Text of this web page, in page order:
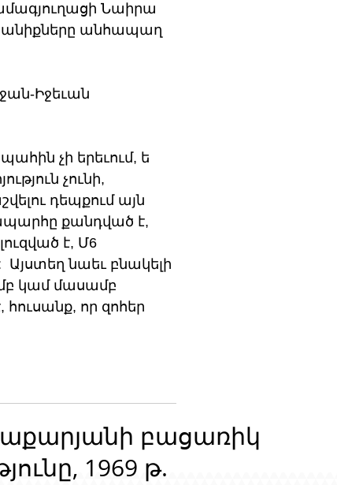
Նաիրա
անհապաղ
Իջեւան
չի երեւում, ե
չունի,
դեպքում այն
քանդված է,
է, Մ6
Այստեղ նաեւ բնակելի
կամ մասամբ
հուսանք, որ զոհեր
բացառիկ
1969 թ.